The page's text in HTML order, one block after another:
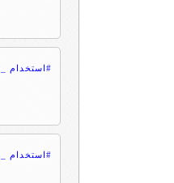
#استخدام
#استخدام